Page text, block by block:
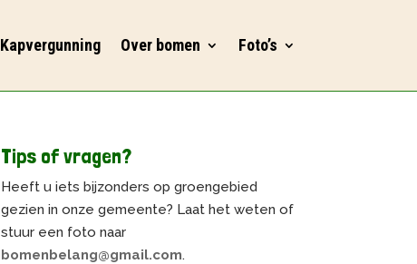
Kapvergunning Over bomen Foto’s
Tips of vragen?
Heeft u iets bijzonders op groengebied
gezien in onze gemeente? Laat het weten of
stuur een foto naar
bomenbelang@gmail.com.